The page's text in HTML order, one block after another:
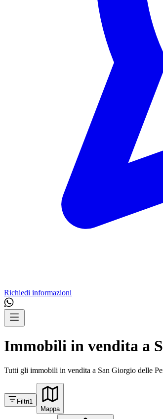
Richiedi informazioni
Immobili in vendita a
Tutti gli immobili in vendita a San Giorgio delle
Filtri1
Mappa